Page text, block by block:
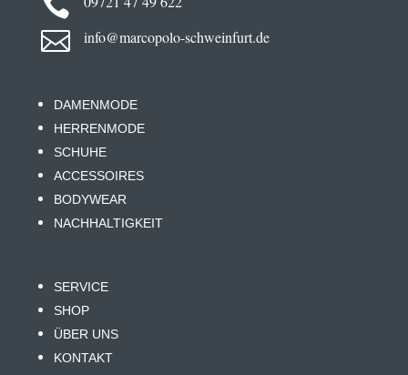
 info@marcopolo-schweinfurt.de
DAMENMODE
HERRENMODE
SCHUHE
ACCESSOIRES
BODYWEAR
NACHHALTIGKEIT
SERVICE
SHOP
ÜBER UNS
KONTAKT